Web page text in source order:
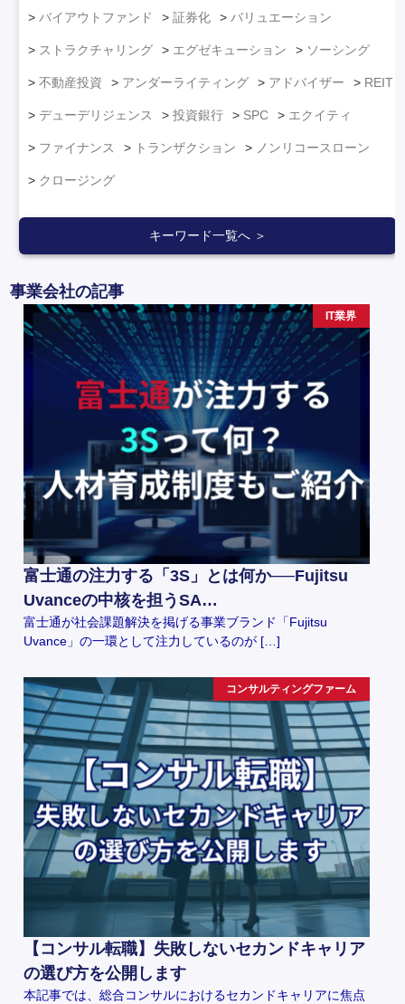
バイアウトファンド 証券化 バリュエーション
ストラクチャリング エグゼキューション ソーシング
不動産投資 アンダーライティング アドバイザー REIT
デューデリジェンス 投資銀行 SPC エクイティ
ファイナンス トランザクション ノンリコースローン
クロージング
キーワード一覧へ ＞
事業会社の記事
IT業界
富士通の注力する「3S」とは何か──Fujitsu
Uvanceの中核を担うSA…
富士通が社会課題解決を掲げる事業ブランド「Fujitsu
Uvance」の一環として注力しているのが […]
コンサルティングファーム
【コンサル転職】失敗しないセカンドキャリア
の選び方を公開します
本記事では、総合コンサルにおけるセカンドキャリアに焦点